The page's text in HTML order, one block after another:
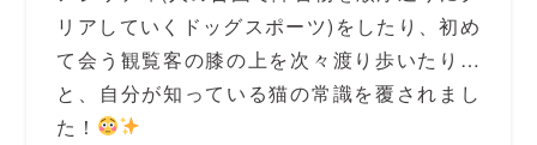
リアしていくドッグスポーツ)をしたり、初め
て会う観覧客の膝の上を次々渡り歩いたり…
と、自分が知っている猫の常識を覆されまし
た！